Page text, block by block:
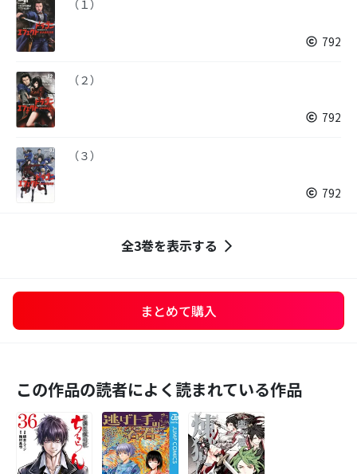
（１）
792
（２）
792
（３）
792
全3巻を表示する
まとめて購入
この作品の読者によく読まれている作品